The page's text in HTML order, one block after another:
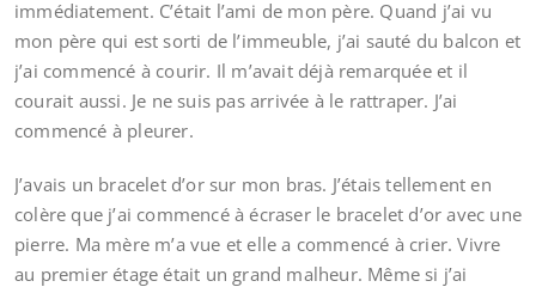
immédiatement. C’était l’ami de mon père. Quand j’ai vu
mon père qui est sorti de l’immeuble, j’ai sauté du balcon et
j’ai commencé à courir. Il m’avait déjà remarquée et il
courait aussi. Je ne suis pas arrivée à le rattraper. J’ai
commencé à pleurer.
J’avais un bracelet d’or sur mon bras. J’étais tellement en
colère que j’ai commencé à écraser le bracelet d’or avec une
pierre. Ma mère m’a vue et elle a commencé à crier. Vivre
au premier étage était un grand malheur. Même si j’ai